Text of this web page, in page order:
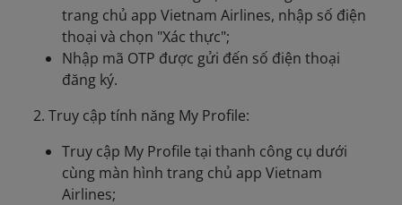
trang chủ app Vietnam Airlines, nhập số điện
thoại và chọn "Xác thực";
Nhập mã OTP được gửi đến số điện thoại
đăng ký.
2. Truy cập tính năng My Profile:
Truy cập My Profile tại thanh công cụ dưới
cùng màn hình trang chủ app Vietnam
Airlines;